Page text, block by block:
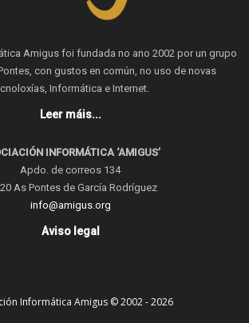
Amigus foi fundada no ano 2002 por un grupo
con gustos en común, no uso de novas
Informática e Internet.
Leer máis...
INFORMÁTICA ‘AMIGUS’
Apdo. de correos 134
As Pontes de García Rodríguez
info@amigus.org
Aviso legal
Informática Amigus © 2002 - 2026